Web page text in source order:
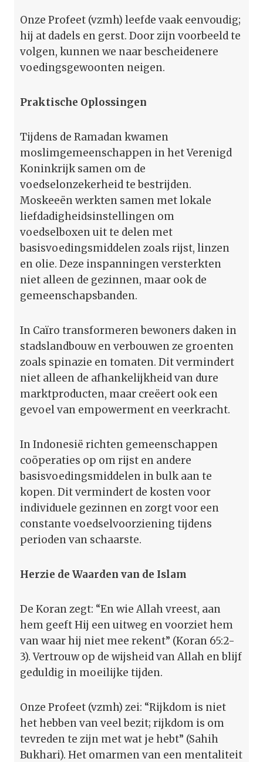
Onze Profeet (vzmh) leefde vaak eenvoudig;
hij at dadels en gerst. Door zijn voorbeeld te
volgen, kunnen we naar bescheidenere
voedingsgewoonten neigen.
Praktische Oplossingen
Tijdens de Ramadan kwamen
moslimgemeenschappen in het Verenigd
Koninkrijk samen om de
voedselonzekerheid te bestrijden.
Moskeeën werkten samen met lokale
liefdadigheidsinstellingen om
voedselboxen uit te delen met
basisvoedingsmiddelen zoals rijst, linzen
en olie. Deze inspanningen versterkten
niet alleen de gezinnen, maar ook de
gemeenschapsbanden.
In Caïro transformeren bewoners daken in
stadslandbouw en verbouwen ze groenten
zoals spinazie en tomaten. Dit vermindert
niet alleen de afhankelijkheid van dure
marktproducten, maar creëert ook een
gevoel van empowerment en veerkracht.
In Indonesië richten gemeenschappen
coöperaties op om rijst en andere
basisvoedingsmiddelen in bulk aan te
kopen. Dit vermindert de kosten voor
individuele gezinnen en zorgt voor een
constante voedselvoorziening tijdens
perioden van schaarste.
Herzie de Waarden van de Islam
De Koran zegt: “En wie Allah vreest, aan
hem geeft Hij een uitweg en voorziet hem
van waar hij niet mee rekent” (Koran 65:2-
3). Vertrouw op de wijsheid van Allah en blijf
geduldig in moeilijke tijden.
Onze Profeet (vzmh) zei: “Rijkdom is niet
het hebben van veel bezit; rijkdom is om
tevreden te zijn met wat je hebt” (Sahih
Bukhari). Het omarmen van een mentaliteit